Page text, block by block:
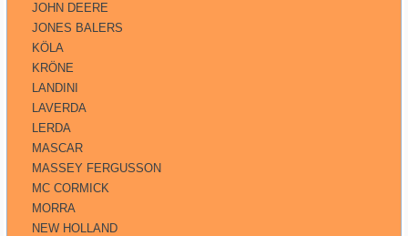
JOHN DEERE
JONES BALERS
KÖLA
KRÖNE
LANDINI
LAVERDA
LERDA
MASCAR
MASSEY FERGUSSON
MC CORMICK
MORRA
NEW HOLLAND